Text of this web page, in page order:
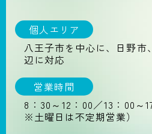
個人エリア
八王子市を中心に、日野市
辺に対応
営業時間
8：30～12：00／13：00～
※土曜日は不定期営業）